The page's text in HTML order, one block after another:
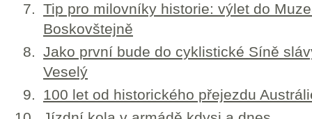
Tip pro milovníky historie: výlet do
Boskovštejně
Jako první bude do cyklistické Síně
Veselý
100 let od historického přejezdu